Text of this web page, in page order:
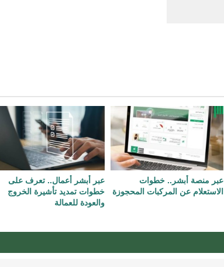
عبر منصة أبشر.. خطوات
الاستعلام عن المركبات المحجوزة
عبر أبشر أعمال.. تعرف على
خطوات تمديد تأشيرة الخروج
والعودة للعمالة